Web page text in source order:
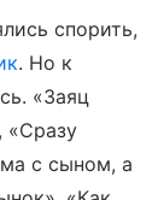
спорить,
. Но к
«Заяц
«Сразу
с сыном, а